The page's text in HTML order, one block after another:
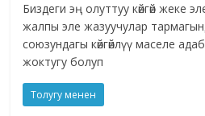
Биздеги эң олуттуу көйгөй жеке
жалпы эле жазуучулар
союзундагы көйгөйлүү маселе
жоктугу болуп
Толугу менен